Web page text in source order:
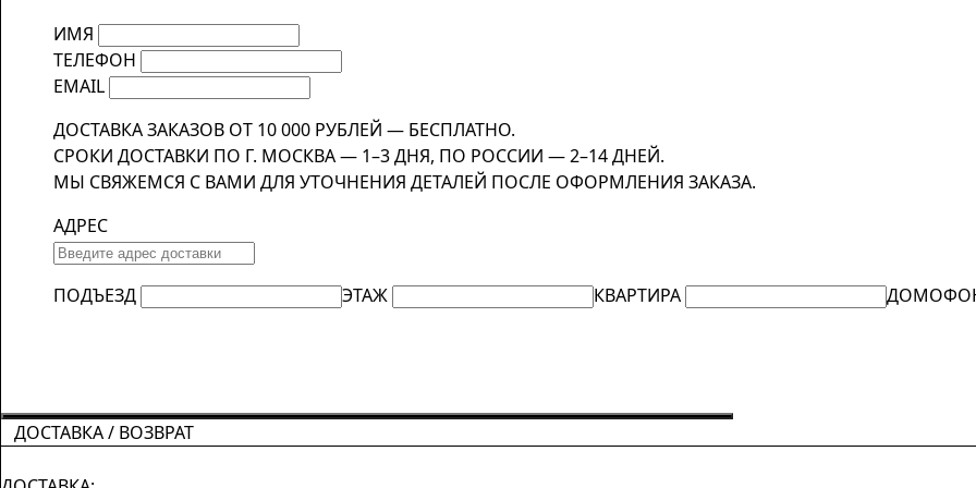
ИМЯ
ТЕЛЕФОН
EMAIL
ДОСТАВКА ЗАКАЗОВ ОТ 10 000 РУБЛЕЙ — БЕСПЛАТНО.
СРОКИ ДОСТАВКИ ПО Г. МОСКВА — 1–3 ДНЯ, ПО РОССИИ — 2–14 ДНЕЙ.
МЫ СВЯЖЕМСЯ С ВАМИ ДЛЯ УТОЧНЕНИЯ ДЕТАЛЕЙ ПОСЛЕ ОФОРМЛЕНИЯ ЗАКАЗА.
АДРЕС
ПОДЪЕЗД ЭТАЖ КВАРТИРА
ДОСТАВКА / ВОЗВРАТ